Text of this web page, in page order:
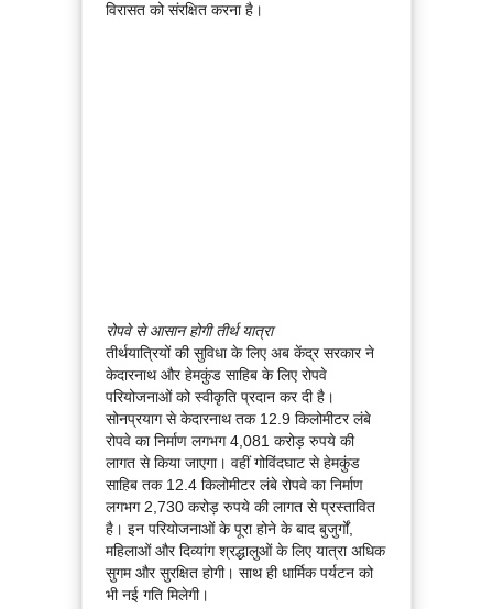
विरासत को संरक्षित करना है।
रोपवे से आसान होगी तीर्थ यात्रा
तीर्थयात्रियों की सुविधा के लिए अब केंद्र सरकार ने
केदारनाथ और हेमकुंड साहिब के लिए रोपवे
परियोजनाओं को स्वीकृति प्रदान कर दी है।
सोनप्रयाग से केदारनाथ तक 12.9 किलोमीटर लंबे
रोपवे का निर्माण लगभग 4,081 करोड़ रुपये की
लागत से किया जाएगा। वहीं गोविंदघाट से हेमकुंड
साहिब तक 12.4 किलोमीटर लंबे रोपवे का निर्माण
लगभग 2,730 करोड़ रुपये की लागत से प्रस्तावित
है। इन परियोजनाओं के पूरा होने के बाद बुजुर्गों,
महिलाओं और दिव्यांग श्रद्धालुओं के लिए यात्रा अधिक
सुगम और सुरक्षित होगी। साथ ही धार्मिक पर्यटन को
भी नई गति मिलेगी।